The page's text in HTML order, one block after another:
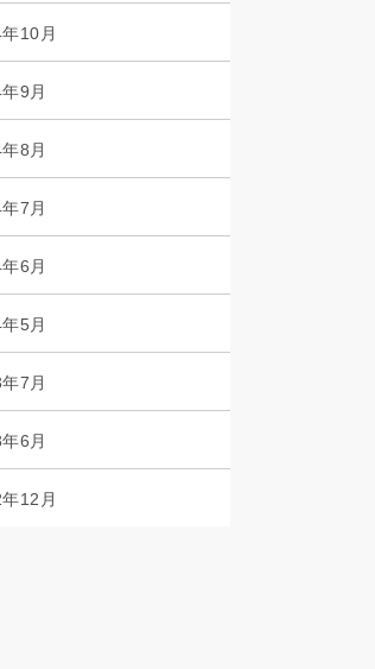
10月
9月
8月
7月
6月
5月
7月
6月
12月